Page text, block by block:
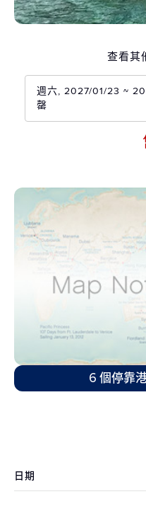
查看其
週六, 2027/01/23 ~
罄
6 個停靠
日期